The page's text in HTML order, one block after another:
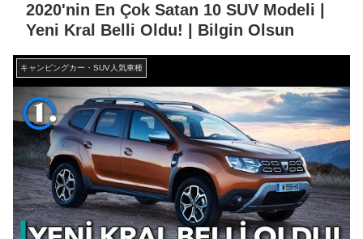
2020'nin En Çok Satan 10 SUV Modeli |
Yeni Kral Belli Oldu! | Bilgin Olsun
キャンピングカー・SUV人気車種